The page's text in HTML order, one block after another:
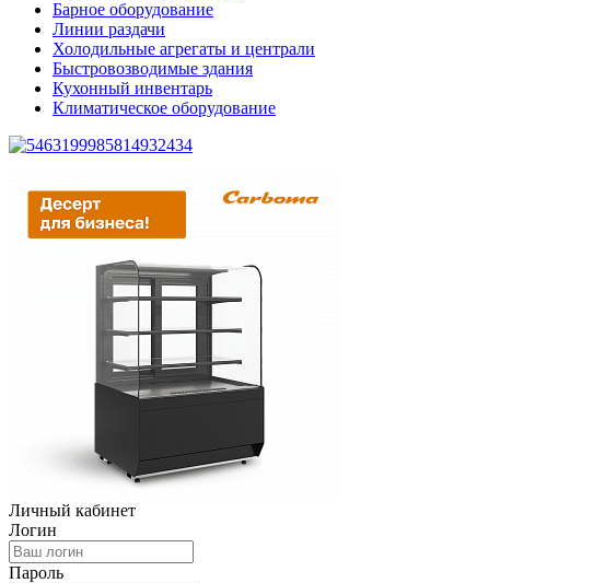
Барное оборудование
Линии раздачи
Холодильные агрегаты и централи
Быстровозводимые здания
Кухонный инвентарь
Климатическое оборудование
Личный кабинет
Логин
Пароль